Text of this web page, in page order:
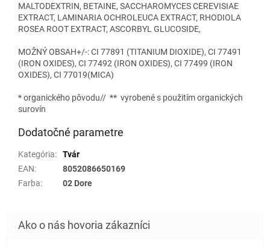
MALTODEXTRIN, BETAINE, SACCHAROMYCES CEREVISIAE
EXTRACT, LAMINARIA OCHROLEUCA EXTRACT, RHODIOLA
ROSEA ROOT EXTRACT, ASCORBYL GLUCOSIDE,
MOŽNÝ OBSAH+/-: CI 77891 (TITANIUM DIOXIDE), CI 77491
(IRON OXIDES), CI 77492 (IRON OXIDES), CI 77499 (IRON
OXIDES), CI 77019(MICA)
* organického pôvodu// ** vyrobené s použitím organických
surovín
Dodatočné parametre
Kategória:
Tvár
EAN:
8052086650169
Farba: 02 Dore